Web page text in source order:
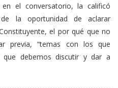
en el conversatorio, la calificó
la oportunidad de aclarar
el por qué que no
previa, “temas con los que
debemos discutir y dar a